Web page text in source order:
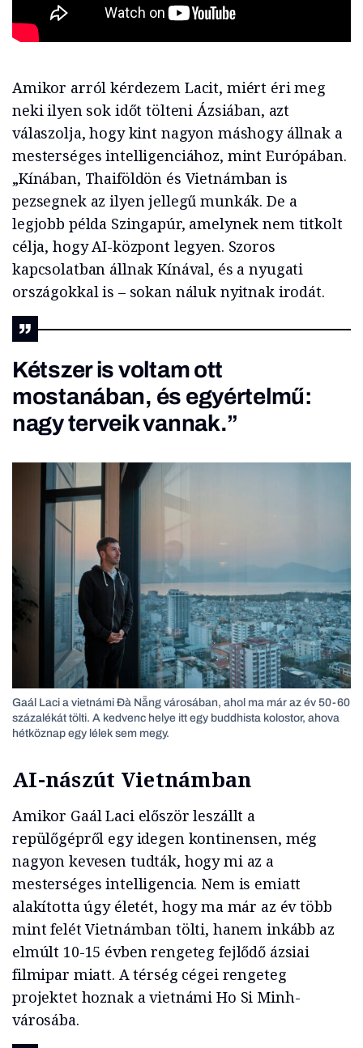
Amikor arról kérdezem Lacit, miért éri meg
neki ilyen sok időt tölteni Ázsiában, azt
válaszolja, hogy kint nagyon máshogy állnak a
mesterséges intelligenciához, mint Európában.
„Kínában, Thaiföldön és Vietnámban is
pezsegnek az ilyen jellegű munkák. De a
legjobb példa Szingapúr, amelynek nem titkolt
célja, hogy AI-központ legyen. Szoros
kapcsolatban állnak Kínával, és a nyugati
országokkal is – sokan náluk nyitnak irodát.
Kétszer is voltam ott
mostanában, és egyértelmű:
nagy terveik vannak.”
Gaál Laci a vietnámi Đà Nẵng városában, ahol ma már az év 50-60
százalékát tölti. A kedvenc helye itt egy buddhista kolostor, ahova
hétköznap egy lélek sem megy.
AI-nászút Vietnámban
Amikor Gaál Laci először leszállt a
repülőgépről egy idegen kontinensen, még
nagyon kevesen tudták, hogy mi az a
mesterséges intelligencia. Nem is emiatt
alakította úgy életét, hogy ma már az év több
mint felét Vietnámban tölti, hanem inkább az
elmúlt 10-15 évben rengeteg fejlődő ázsiai
filmipar miatt. A térség cégei rengeteg
projektet hoznak a vietnámi Ho Si Minh-
városába.